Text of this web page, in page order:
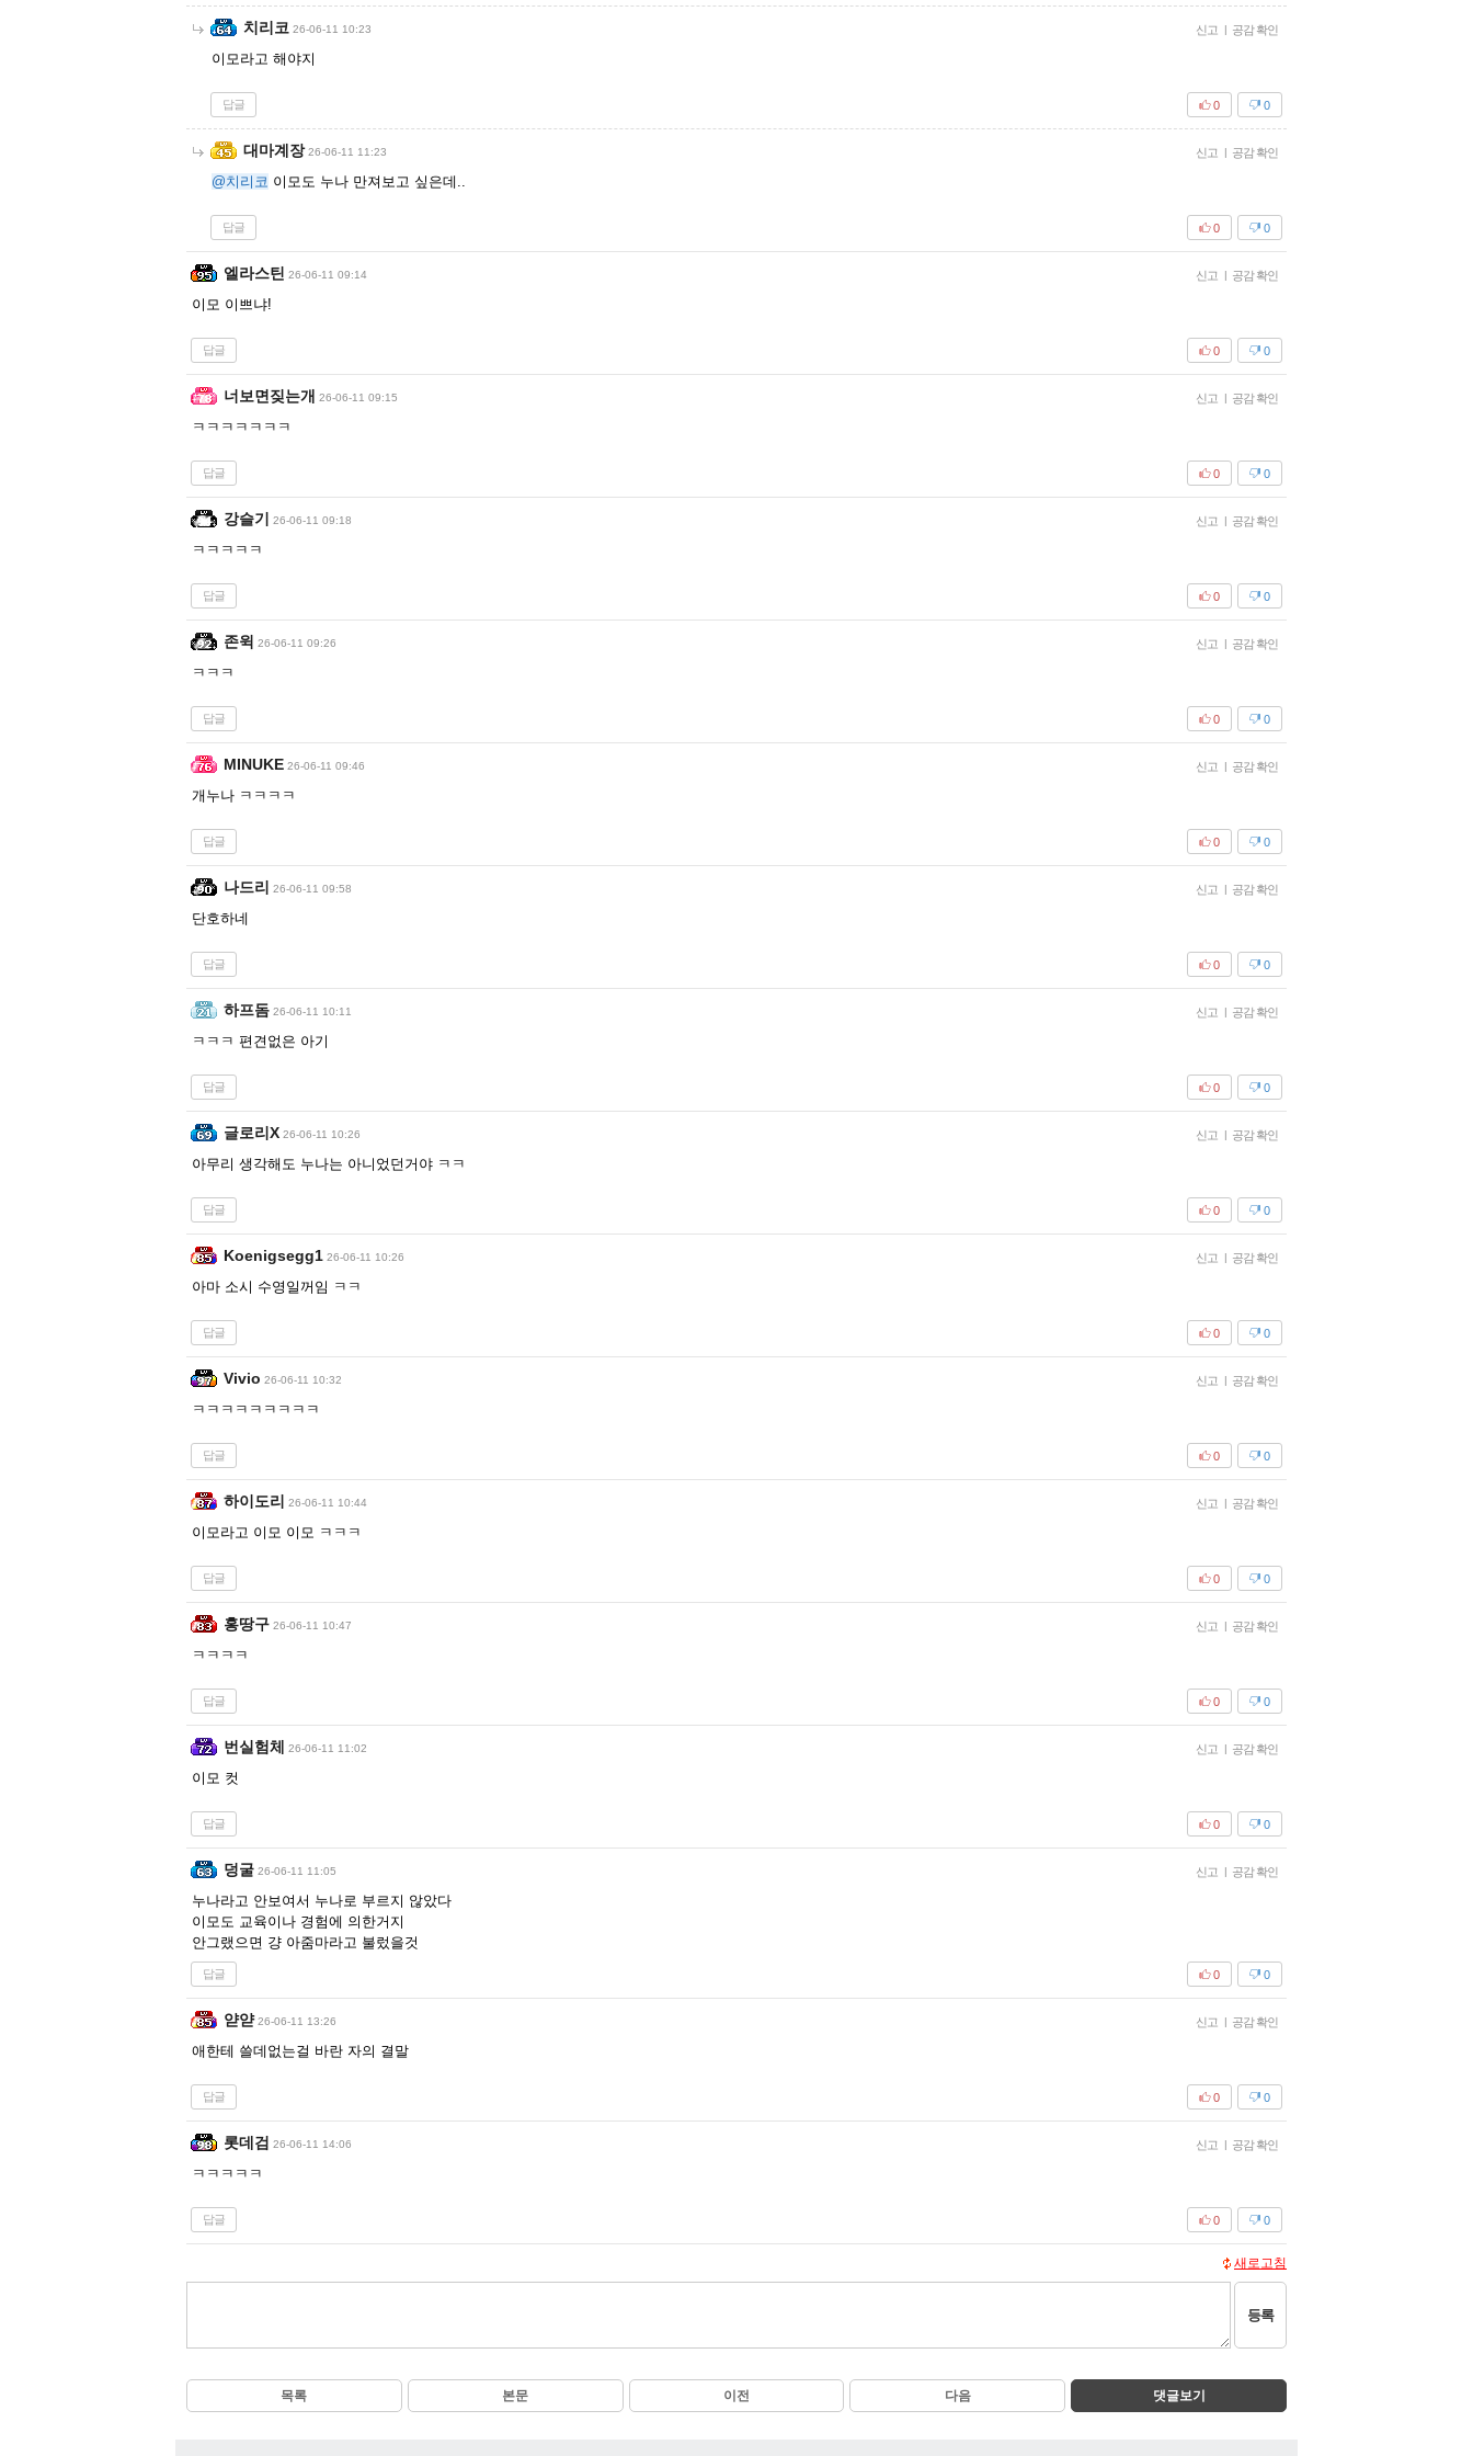
치리코 26-06-11 10:23 신고 | 공감 확인
이모라고 해야지
답글 0
0
대마계장 26-06-11 11:23 신고 | 공감 확인
@치리코 이모도 누나 만져보고 싶은데..
답글 0
0
엘라스틴 26-06-11 09:14 신고 | 공감 확인
이모 이쁘냐!
답글 0
0
너보면짖는개 26-06-11 09:15 신고 | 공감 확인
ㅋㅋㅋㅋㅋㅋㅋ
답글 0
0
강슬기 26-06-11 09:18 신고 | 공감 확인
ㅋㅋㅋㅋㅋ
답글 0
0
존윅 26-06-11 09:26 신고 | 공감 확인
ㅋㅋㅋ
답글 0
0
MINUKE 26-06-11 09:46 신고 | 공감 확인
개누나 ㅋㅋㅋㅋ
답글 0
0
나드리 26-06-11 09:58 신고 | 공감 확인
단호하네
답글 0
0
하프돔 26-06-11 10:11 신고 | 공감 확인
ㅋㅋㅋ 편견없은 아기
답글 0
0
글로리X 26-06-11 10:26 신고 | 공감 확인
아무리 생각해도 누나는 아니었던거야 ㅋㅋ
답글 0
0
Koenigsegg1 26-06-11 10:26 신고 | 공감 확인
아마 소시 수영일꺼임 ㅋㅋ
답글 0
0
Vivio 26-06-11 10:32 신고 | 공감 확인
ㅋㅋㅋㅋㅋㅋㅋㅋㅋ
답글 0
0
하이도리 26-06-11 10:44 신고 | 공감 확인
이모라고 이모 이모 ㅋㅋㅋ
답글 0
0
홍땅구 26-06-11 10:47 신고 | 공감 확인
ㅋㅋㅋㅋ
답글 0
0
번실험체 26-06-11 11:02 신고 | 공감 확인
이모 컷
답글 0
0
덩굴 26-06-11 11:05 신고 | 공감 확인
누나라고 안보여서 누나로 부르지 않았다
이모도 교육이나 경험에 의한거지
안그랬으면 걍 아줌마라고 불렀을것
답글 0
0
얃얃 26-06-11 13:26 신고 | 공감 확인
애한테 쓸데없는걸 바란 자의 결말
답글 0
0
롯데검 26-06-11 14:06 신고 | 공감 확인
ㅋㅋㅋㅋㅋ
답글 0
0
새로고침
등록
목록 본문 이전 다음 댓글보기